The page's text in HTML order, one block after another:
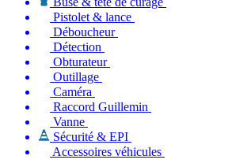
Pistolet & lance
Déboucheur
Détection
Obturateur
Outillage
Caméra
Raccord Guillemin
Vanne
Sécurité & EPI
Accessoires véhicules